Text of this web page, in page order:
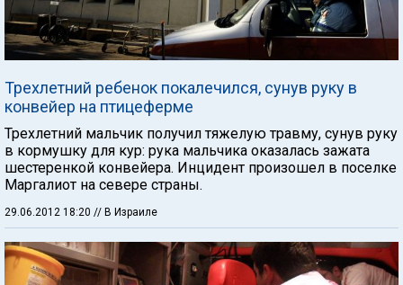
Трехлетний ребенок покалечился, сунув руку в
конвейер на птицеферме
Трехлетний мальчик получил тяжелую травму, сунув руку
в кормушку для кур: рука мальчика оказалась зажата
шестеренкой конвейера. Инцидент произошел в поселке
Маргалиот на севере страны.
29.06.2012 18:20 // В Израиле